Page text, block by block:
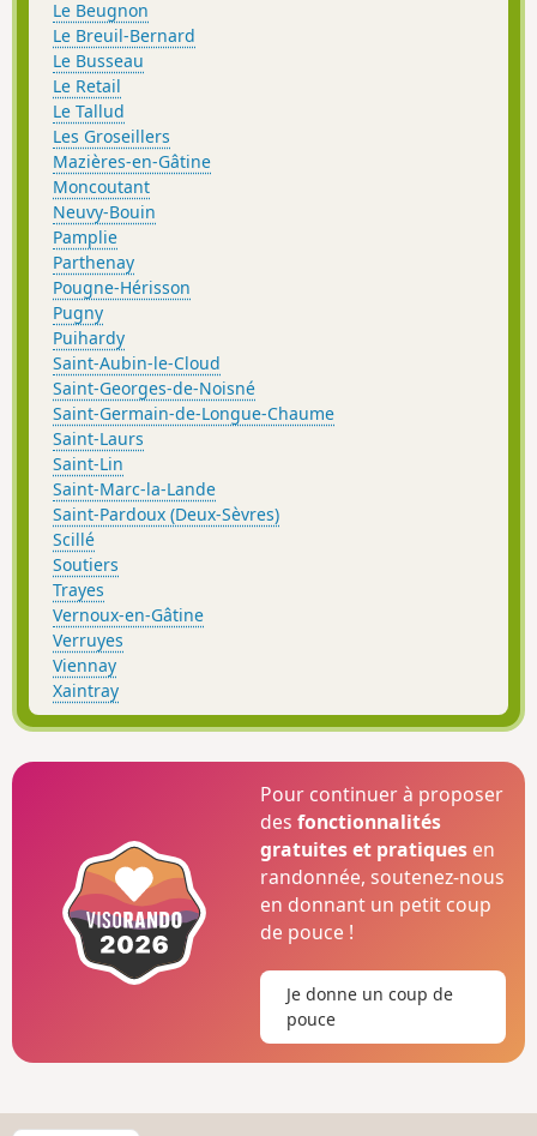
Le Beugnon
Le Breuil-Bernard
Le Busseau
Le Retail
Le Tallud
Les Groseillers
Mazières-en-Gâtine
Moncoutant
Neuvy-Bouin
Pamplie
Parthenay
Pougne-Hérisson
Pugny
Puihardy
Saint-Aubin-le-Cloud
Saint-Georges-de-Noisné
Saint-Germain-de-Longue-Chaume
Saint-Laurs
Saint-Lin
Saint-Marc-la-Lande
Saint-Pardoux (Deux-Sèvres)
Scillé
Soutiers
Trayes
Vernoux-en-Gâtine
Verruyes
Viennay
Xaintray
Pour continuer à proposer
desfonctionnalités
gratuites et pratiques en
randonnée, soutenez-nous
en donnant un petit coup
de pouce !
Je donne un coup de
pouce